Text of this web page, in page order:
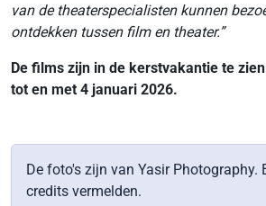
van de theaterspecialisten kunnen
ontdekken tussen film en theater.”
De films zijn in de kerstvakantie te
tot en met 4 januari 2026.
De foto's zijn van Yasir Photography.
credits vermelden.